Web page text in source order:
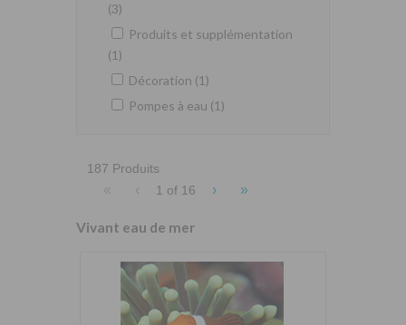
(3)
Produits et supplémentation
(1)
Décoration (1)
Pompes à eau (1)
187 Produits
« ‹ 1 of 16 › »
Vivant eau de mer